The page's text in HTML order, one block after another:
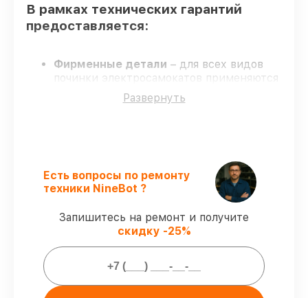
В рамках технических гарантий
предоставляется:
Фирменные детали – для всех видов
починки электросамокатов применяются
только оригинальные запчасти.
Сертифицированные инженеры
работы выполняются в оговоренные
сроки.
Сервис с гарантией
– починка
проводится с соблюдением гарантийных
обязательств.
Гарантии на починку
электросамокатов:
Развернуть
Есть вопросы по ремонту
техники NineBot ?
Запишитесь на ремонт и получите
скидку -25%